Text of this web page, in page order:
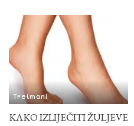
Tretmani
KAKO IZLIJEČITI ŽULJEVE